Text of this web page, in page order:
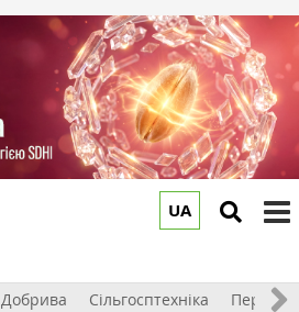
UA
Добрива Сільгосптехніка